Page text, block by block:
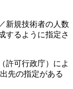
新規技術者の人数
するように指定さ
許可行政庁）によ
先の指定がある